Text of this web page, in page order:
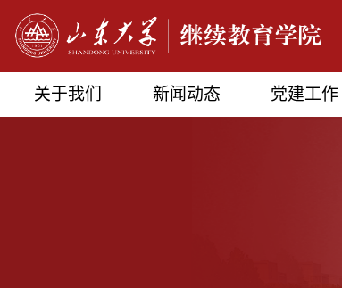
关于我们 新闻动态 党建工作